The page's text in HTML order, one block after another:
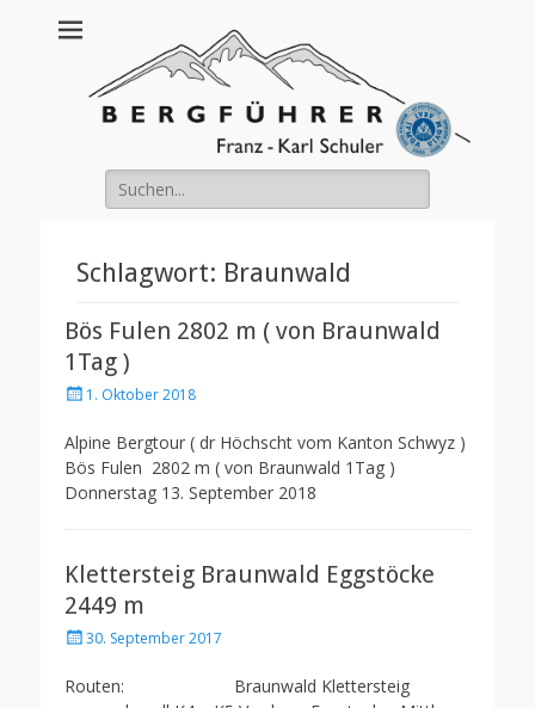
Franz Schuler
Suche
nach:
Schlagwort: Braunwald
Bös Fulen 2802 m ( von Braunwald
1Tag )
Posted1. Oktober 2018
Alpine Bergtour ( dr Höchscht vom Kanton Schwyz )
Bös Fulen 2802 m ( von Braunwald 1Tag )
Donnerstag 13. September 2018
Klettersteig Braunwald Eggstöcke
2449 m
Posted30. September 2017
Routen: Braunwald Klettersteig